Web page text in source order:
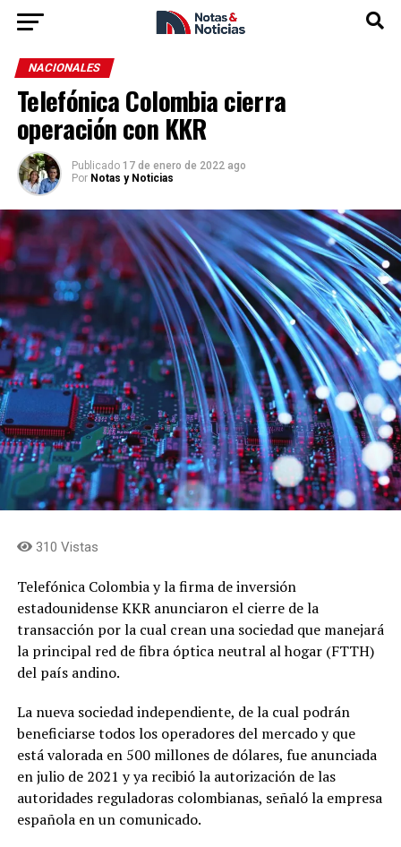
NACIONALES
Telefónica Colombia cierra
operación con KKR
Publicado 17 de enero de 2022 ago
Por Notas y Noticias
310 Vistas
Telefónica Colombia y la firma de inversión
estadounidense KKR anunciaron el cierre de la
transacción por la cual crean una sociedad que manejará
la principal red de fibra óptica neutral al hogar (FTTH)
del país andino.
La nueva sociedad independiente, de la cual podrán
beneficiarse todos los operadores del mercado y que
está valorada en 500 millones de dólares, fue anunciada
en julio de 2021 y ya recibió la autorización de las
autoridades reguladoras colombianas, señaló la empresa
española en un comunicado.